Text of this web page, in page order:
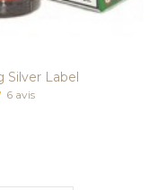
Silver Label
6 avis